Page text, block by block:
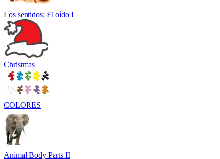
Los sentidos: El oído I
Christmas
COLORES
Animal Body Parts II